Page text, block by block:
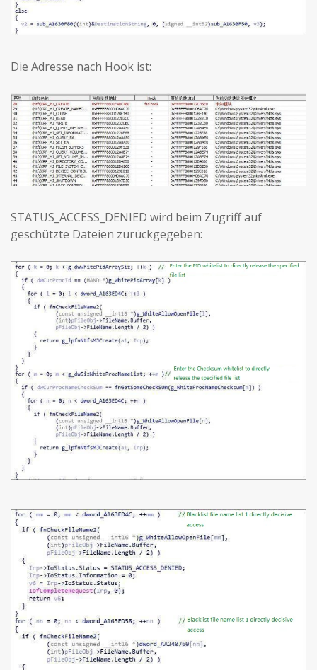
Die Adresse nach Hook ist:
STATUS_ACCESS_DENIED wird beim Zugriff auf
geschützte Dateien zurückgegeben: